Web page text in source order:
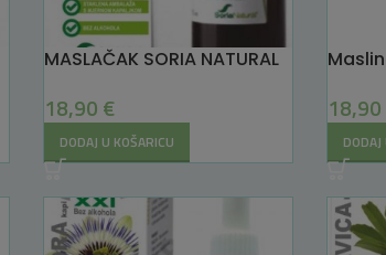
MASLAČAK SORIA NATURAL
18,90 €
DODAJ U KOŠARICU
18,90